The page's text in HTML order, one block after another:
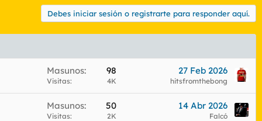
Debes iniciar sesión o registrarte para responder aquí.
Masunos 98
Visitas 4K
27 Feb 2026
hitsfromthebong
Masunos 50
Visitas 2K
14 Abr 2026
Falcó